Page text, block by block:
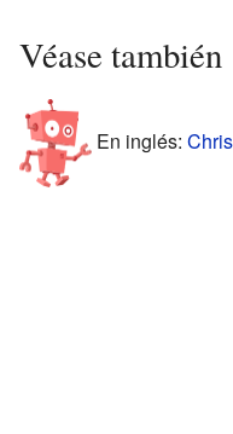
Véase también
En inglés: